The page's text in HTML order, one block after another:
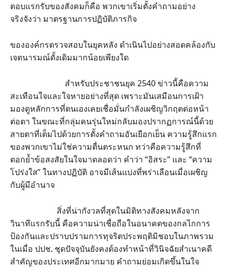
ตอบแรกรับของสังคมก็คือ พวกเขาเริ่มตั้งคำถามอย่าง
จริงจังว่า มาตรฐานการปฏิบัติภารกิจ
ขององค์กรตรวจสอบในยุคหลัง ดำเนินไปอย่างสอดคล้องกับ
เจตนารมณ์ดั้งเดิมมากน้อยเพียงใด
สำหรับประชาชนยุค 2540 ข่าวนี้คือความ
สะเทือนใจและใจหายอย่างที่สุด เพราะมันเสมือนการเฝ้า
มองดูหลักการที่ตนเองเคยเชื่อมั่นกำลังเผชิญวิกฤตต่อหน้า
ต่อตา ในขณะที่กลุ่มคนรุ่นใหม่กลับมองปรากฏการณ์นี้ด้วย
สายตาที่เต็มไปด้วยการตั้งคำถามอันเยือกเย็น ความรู้สึกแรก
ของพวกเขาไม่ใช่ความตื่นตระหนก ทว่าคือความรู้สึกที่
ตอกย้ำข้อสงสัยในใจมาตลอดว่า คำว่า “อิสระ” และ “ความ
โปร่งใส” ในทางปฏิบัติ อาจมีเส้นแบ่งที่พร่าเลือนเมื่อเผชิญ
กับผู้มีอำนาจ
สิ่งที่น่ากังวลที่สุดในมิติทางสังคมหลังจาก
วินาทีแรกรับนี้ คือความน่าเชื่อถือในอนาคตของกลไกการ
ป้องกันและปราบปรามการทุจริตประพฤติมิชอบในภาพรวม
ในเมื่อ ปปช. ชุดปัจจุบันยังคงต้องทำหน้าที่วินิจฉัยสำเนาคดี
สำคัญของประเทศอีกมากมาย คำถามย่อมเกิดขึ้นในใจ